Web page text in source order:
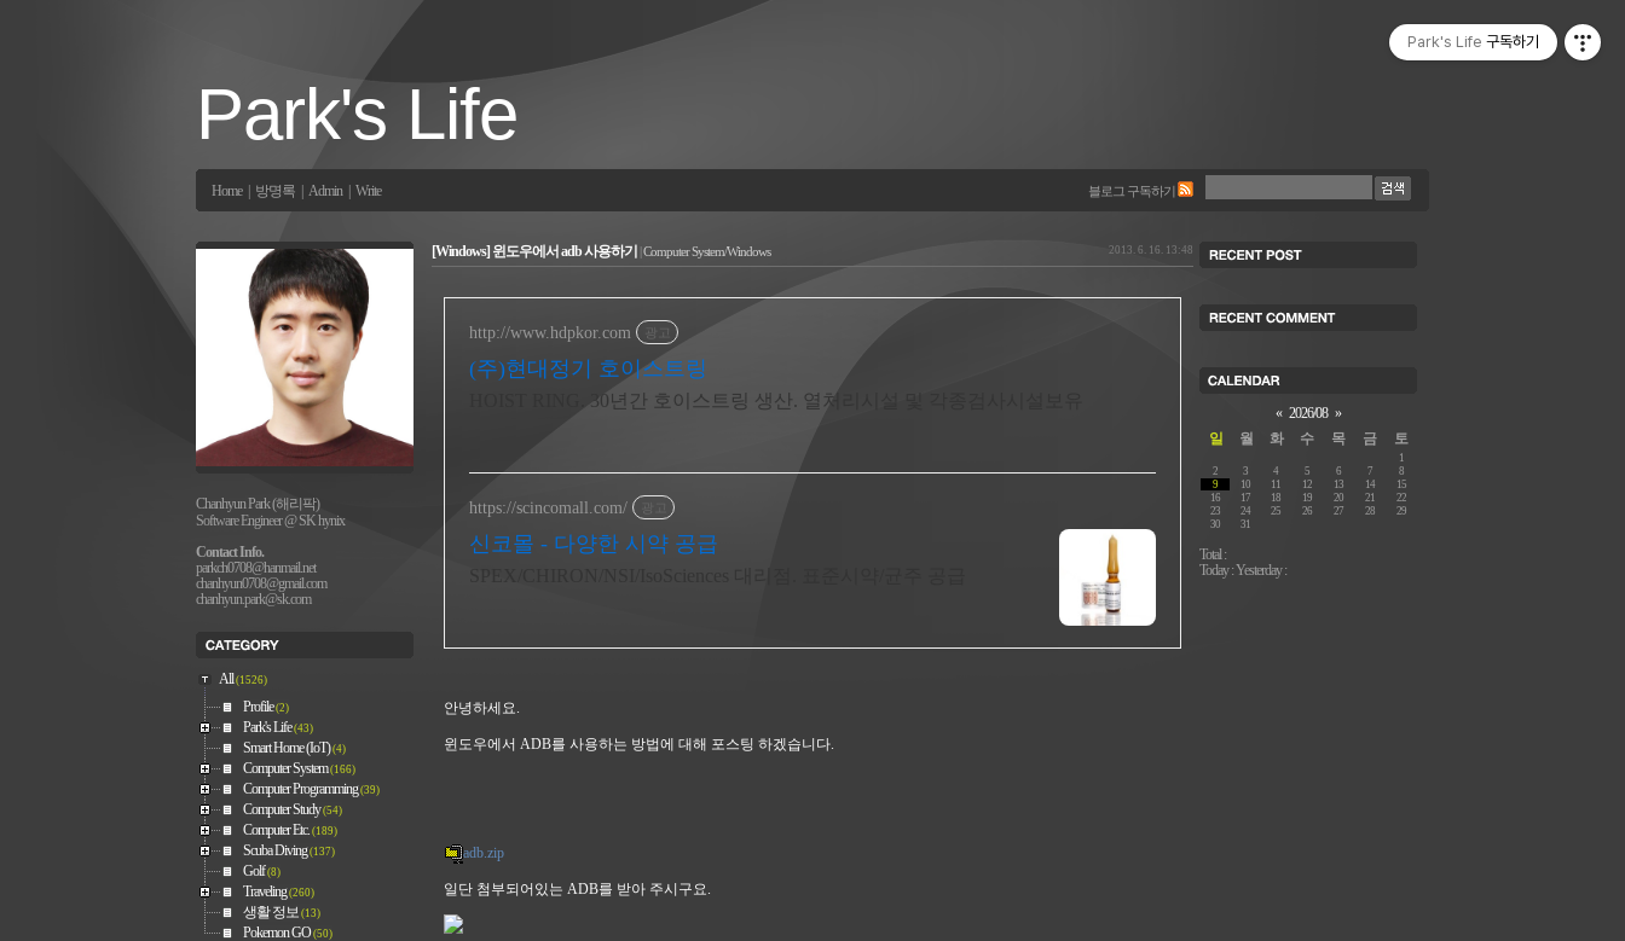
Park's Life
Home 방명록 Admin Write 블로그 구독하기
[Windows] 윈도우에서 adb 사용하기 |Computer System/Windows 2013. 6. 16. 13:48
http://www.hdpkor.com 광고
(주)현대정기 호이스트링
HOIST RING. 30년간 호이스트링 생산. 열처리시설 및 각종검사시설보유
https://scincomall.com/
신코몰 - 다양한 시약 공급
안녕하세요.
윈도우에서 ADB를 사용하는 방법에 대해 포스팅 하겠습니다.
adb.zip
일단 첨부되어있는 ADB를 받아 주시구요.
Chanhyun Park (해리팍)
Software Engineer @ SK hynix
Contact Info.
parkch0708@hanmail.net
chanhyun0708@gmail.com
chanhyun.park@sk.com
All(1526)
Profile(2)
Park's Life(43)
Smart Home (IoT)(4)
Computer System(166)
Computer Programming(39)
Computer Study(54)
Computer Etc. (189)
Scuba Diving(137)
Golf(8)
Traveling(260)
생활 정보 (13)
Pokemon GO(50)
« 2026/08 »
일
월 화 수 목 금 토
1
2
3 4 5 6 7
8
9
10 11 12 13 14
15
16
17 18 19 20 21
22
23
24 25 26 27 28
29
30
31
Total :
Today : Yesterday :
Park's Life 구독하기